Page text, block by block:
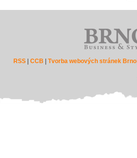
RSS |CCB |Tvorba webových stránek Brno